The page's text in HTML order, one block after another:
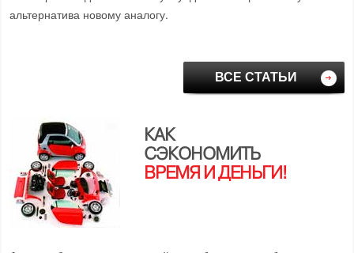
альтернатива новому аналогу.
ВСЕ СТАТЬИ
КАК
СЭКОНОМИТЬ
ВРЕМЯ И ДЕНЬГИ!